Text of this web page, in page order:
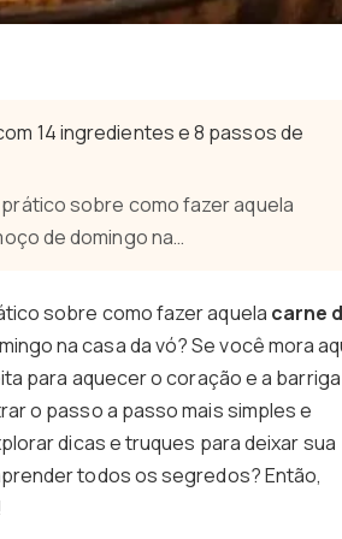
14 ingredientes e 8 passos de
sobre como fazer aquela
de domingo na…
sobre como fazer aquela carne
na casa da vó? Se você mora
para aquecer o coração e a
o passo a passo mais simples e
dicas e truques para deixar sua
todos os segredos? Então,